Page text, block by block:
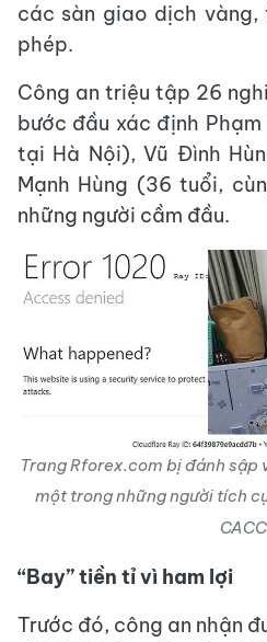
các sàn giao dịch
phép.
Công an triệu tập 26
bước đầu xác định
tại Hà Nội), Vũ Đình
Mạnh Hùng (36 tuổi,
những người cầm đầu.
Trang Rforex.com bị đánh sập
một trong những người tích
CACC
“Bay” tiền tỉ vì ham lợi
Trước đó, công an nhận